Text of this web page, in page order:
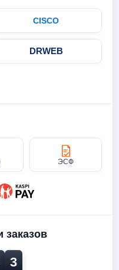
CISCO
DRWEB
ЭСФ
заказов
3